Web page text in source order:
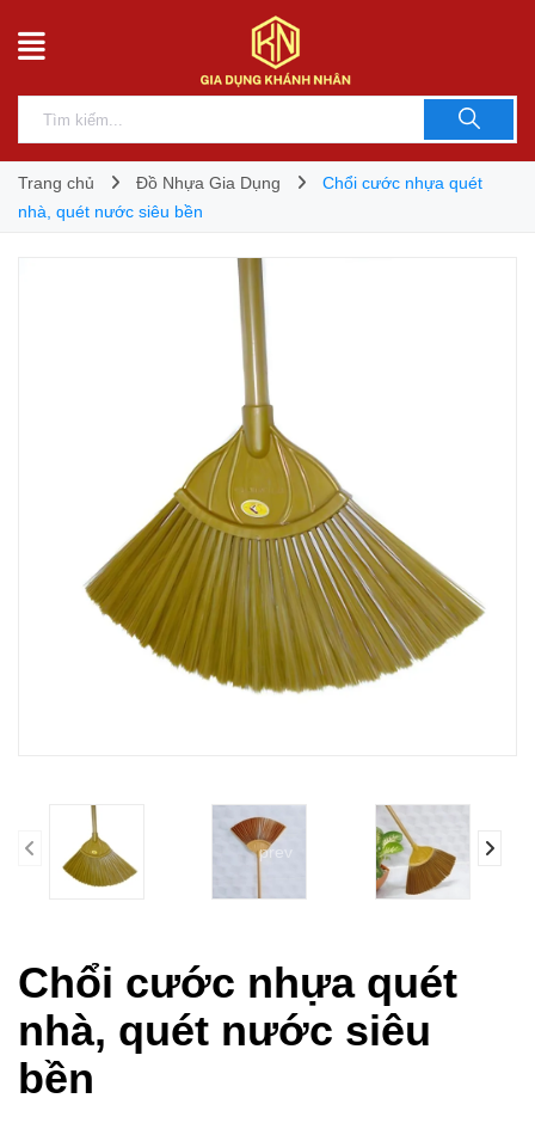
Trang chủ Đồ Nhựa Gia Dụng
Chổi cước nhựa quét
nhà, quét nước siêu bền
prev
Chổi cước nhựa quét
nhà, quét nước siêu
bền